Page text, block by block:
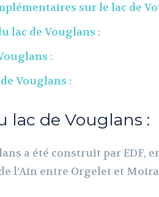
sur le lac de
lac de Vouglans :
:
Vouglans :
lac de Vouglans :
a été construit par EDF,
l’Ain entre Orgelet et